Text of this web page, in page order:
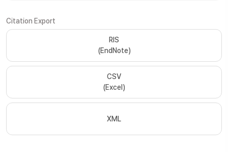
Citation Export
RIS
(EndNote)
CSV
(Excel)
XML